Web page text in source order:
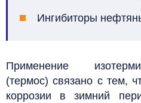
Ингибиторы
Применение
(термос) связано с тем,
коррозии в зимний